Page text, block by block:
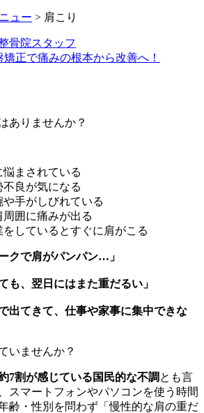
ュー > 肩こり
まされている
良が気になる
手がしびれている
囲に痛みが出る
しているとすぐに肩がこる
クで肩がパンパン…」
も、翌日にはまた重だるい」
出てきて、仕事や家事に集中できな
いませんか？
7割が感じている国民的な不調 とも言
スマートフォンやパソコンを使う時間
齢・性別を問わず「慢性的な肩の重だ